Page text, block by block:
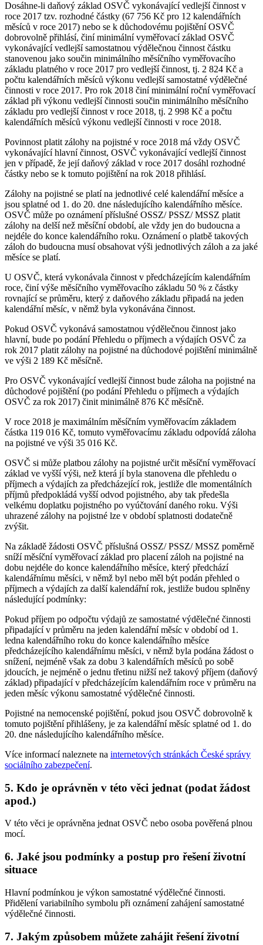
Dosáhne-li daňový základ OSVČ vykonávající vedlejší činnost v
roce 2017 tzv. rozhodné částky (67 756 Kč pro 12 kalendářních
měsíců v roce 2017) nebo se k důchodovému pojištění OSVČ
dobrovolně přihlásí, činí minimální vyměřovací základ OSVČ
vykonávající vedlejší samostatnou výdělečnou činnost částku
stanovenou jako součin minimálního měsíčního vyměřovacího
základu platného v roce 2017 pro vedlejší činnost, tj. 2 824 Kč a
počtu kalendářních měsíců výkonu vedlejší samostatné výdělečné
činnosti v roce 2017. Pro rok 2018 činí minimální roční vyměřovací
základ při výkonu vedlejší činnosti součin minimálního měsíčního
základu pro vedlejší činnost v roce 2018, tj. 2 998 Kč a počtu
kalendářních měsíců výkonu vedlejší činnosti v roce 2018.
Povinnost platit zálohy na pojistné v roce 2018 má vždy OSVČ
vykonávající hlavní činnost, OSVČ vykonávající vedlejší činnost
jen v případě, že její daňový základ v roce 2017 dosáhl rozhodné
částky nebo se k tomuto pojištění na rok 2018 přihlásí.
Zálohy na pojistné se platí na jednotlivé celé kalendářní měsíce a
jsou splatné od 1. do 20. dne následujícího kalendářního měsíce.
OSVČ může po oznámení příslušné OSSZ/ PSSZ/ MSSZ platit
zálohy na delší než měsíční období, ale vždy jen do budoucna a
nejdéle do konce kalendářního roku. Oznámení o platbě takových
záloh do budoucna musí obsahovat výši jednotlivých záloh a za jaké
měsíce se platí.
U OSVČ, která vykonávala činnost v předcházejícím kalendářním
roce, činí výše měsíčního vyměřovacího základu 50 % z částky
rovnající se průměru, který z daňového základu připadá na jeden
kalendářní měsíc, v němž byla vykonávána činnost.
Pokud OSVČ vykonává samostatnou výdělečnou činnost jako
hlavní, bude po podání Přehledu o příjmech a výdajích OSVČ za
rok 2017 platit zálohy na pojistné na důchodové pojištění minimálně
ve výši 2 189 Kč měsíčně.
Pro OSVČ vykonávající vedlejší činnost bude záloha na pojistné na
důchodové pojištění (po podání Přehledu o příjmech a výdajích
OSVČ za rok 2017) činit minimálně 876 Kč měsíčně.
V roce 2018 je maximálním měsíčním vyměřovacím základem
částka 119 016 Kč, tomuto vyměřovacímu základu odpovídá záloha
na pojistné ve výši 35 016 Kč.
OSVČ si může platbou zálohy na pojistné určit měsíční vyměřovací
základ ve vyšší výši, než která jí byla stanovena dle přehledu o
příjmech a výdajích za předcházející rok, jestliže dle momentálních
příjmů předpokládá vyšší odvod pojistného, aby tak předešla
velkému doplatku pojistného po vyúčtování daného roku. Výši
uhrazené zálohy na pojistné lze v období splatnosti dodatečně
zvýšit.
Na základě žádosti OSVČ příslušná OSSZ/ PSSZ/ MSSZ poměrně
sníží měsíční vyměřovací základ pro placení záloh na pojistné na
dobu nejdéle do konce kalendářního měsíce, který předchází
kalendářnímu měsíci, v němž byl nebo měl být podán přehled o
příjmech a výdajích za další kalendářní rok, jestliže budou splněny
následující podmínky:
Pokud příjem po odpočtu výdajů ze samostatné výdělečné činnosti
připadající v průměru na jeden kalendářní měsíc v období od 1.
ledna kalendářního roku do konce kalendářního měsíce
předcházejícího kalendářnímu měsíci, v němž byla podána žádost o
snížení, nejméně však za dobu 3 kalendářních měsíců po sobě
jdoucích, je nejméně o jednu třetinu nižší než takový příjem (daňový
základ) připadající v předcházejícím kalendářním roce v průměru na
jeden měsíc výkonu samostatné výdělečné činnosti.
Pojistné na nemocenské pojištění, pokud jsou OSVČ dobrovolně k
tomuto pojištění přihlášeny, je za kalendářní měsíc splatné od 1. do
20. dne následujícího kalendářního měsíce.
Více informací naleznete na internetových stránkách České správy
sociálního zabezpečení.
5. Kdo je oprávněn v této věci jednat (podat žádost
apod.)
V této věci je oprávněna jednat OSVČ nebo osoba pověřená plnou
mocí.
6. Jaké jsou podmínky a postup pro řešení životní
situace
Hlavní podmínkou je výkon samostatné výdělečné činnosti.
Přidělení variabilního symbolu při oznámení zahájení samostatné
výdělečné činnosti.
7. Jakým způsobem můžete zahájit řešení životní